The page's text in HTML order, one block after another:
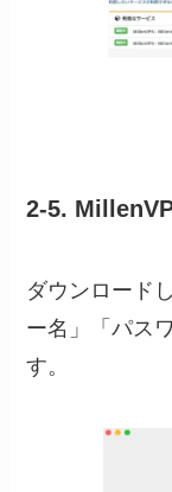
2-5.
ダウンロード
ー名」「パス
す。